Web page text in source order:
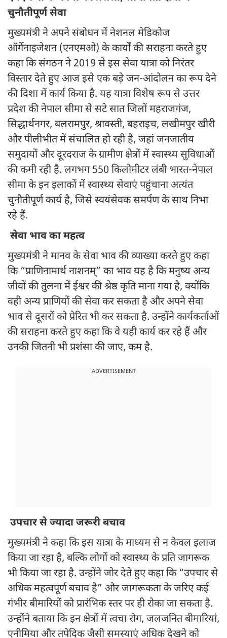
चुनौतीपूर्ण सेवा
मुख्यमंत्री ने अपने संबोधन में नेशनल मेडिकोज
ऑर्गेनाइजेशन (एनएमओ) के कार्यों की सराहना करते हुए
कहा कि संगठन ने 2019 से इस सेवा यात्रा को निरंतर
विस्तार देते हुए आज इसे एक बड़े जन-आंदोलन का रूप देने
की दिशा में कार्य किया है. यह यात्रा विशेष रूप से उत्तर
प्रदेश की नेपाल सीमा से सटे सात जिलों महराजगंज,
सिद्धार्थनगर, बलरामपुर, श्रावस्ती, बहराइच, लखीमपुर खीरी
और पीलीभीत में संचालित हो रही है, जहां जनजातीय
समुदायों और दूरदराज के ग्रामीण क्षेत्रों में स्वास्थ्य सुविधाओं
की कमी रही है. लगभग 550 किलोमीटर लंबी भारत-नेपाल
सीमा के इन इलाकों में स्वास्थ्य सेवाएं पहुंचाना अत्यंत
चुनौतीपूर्ण कार्य है, जिसे स्वयंसेवक समर्पण के साथ निभा
रहे हैं.
सेवा भाव का महत्व
मुख्यमंत्री ने मानव के सेवा भाव की व्याख्या करते हुए कहा
कि “प्राणिनामार्थ नाशनम्” का भाव यह है कि मनुष्य अन्य
जीवों की तुलना में ईश्वर की श्रेष्ठ कृति माना गया है, क्योंकि
वही अन्य प्राणियों की सेवा कर सकता है और अपने सेवा
भाव से दूसरों को प्रेरित भी कर सकता है. उन्होंने कार्यकर्ताओं
की सराहना करते हुए कहा कि वे यही कार्य कर रहे हैं और
उनकी जितनी भी प्रशंसा की जाए, कम है.
ADVERTISEMENT
उपचार से ज्यादा जरूरी बचाव
मुख्यमंत्री ने कहा कि इस यात्रा के माध्यम से न केवल इलाज
किया जा रहा है, बल्कि लोगों को स्वास्थ्य के प्रति जागरूक
भी किया जा रहा है. उन्होंने जोर देते हुए कहा कि “उपचार से
अधिक महत्वपूर्ण बचाव है” और जागरूकता के जरिए कई
गंभीर बीमारियों को प्रारंभिक स्तर पर ही रोका जा सकता है.
उन्होंने बताया कि इन क्षेत्रों में त्वचा रोग, जलजनित बीमारियां,
एनीमिया और तपेदिक जैसी समस्याएं अधिक देखने को